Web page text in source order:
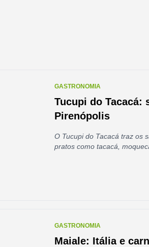
GASTRONOMIA
Tucupi do Tacacá:
Pirenópolis
O Tucupi do Tacacá traz os
pratos como tacacá,
GASTRONOMIA
Maiale: Itália e